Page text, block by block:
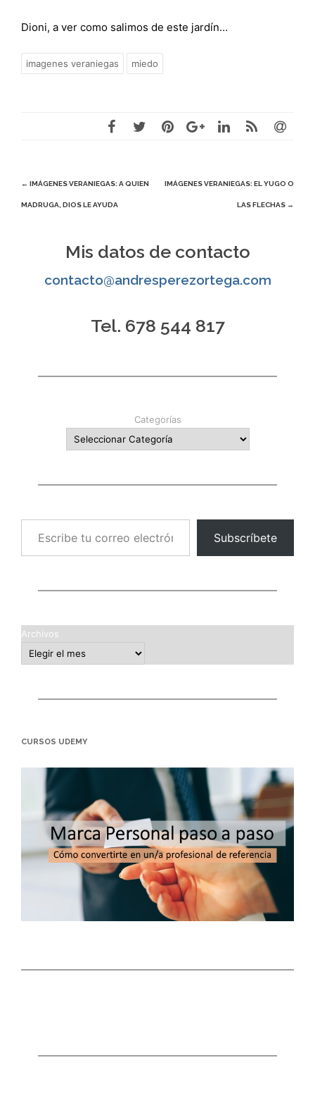
Dioni, a ver como salimos de este jardín…
imagenes veraniegas miedo
Navegación
de
← IMÁGENES VERANIEGAS: A QUIEN
MADRUGA, DIOS LE AYUDA
IMÁGENES VERANIEGAS: EL YUGO O
LAS FLECHAS →
Mis datos de contacto
contacto@andresperezortega.com
Tel. 678 544 817
Categorías
Escribe tu correo electrónico…
Subscríbete
Archivos
CURSOS UDEMY